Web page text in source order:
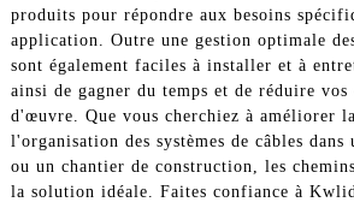
produits pour répondre aux besoins
application. Outre une gestion optimale
sont également faciles à installer et à
ainsi de gagner du temps et de réduire vos
d'œuvre. Que vous cherchiez à améliorer
l'organisation des systèmes de câbles
ou un chantier de construction, les
la solution idéale. Faites confiance à